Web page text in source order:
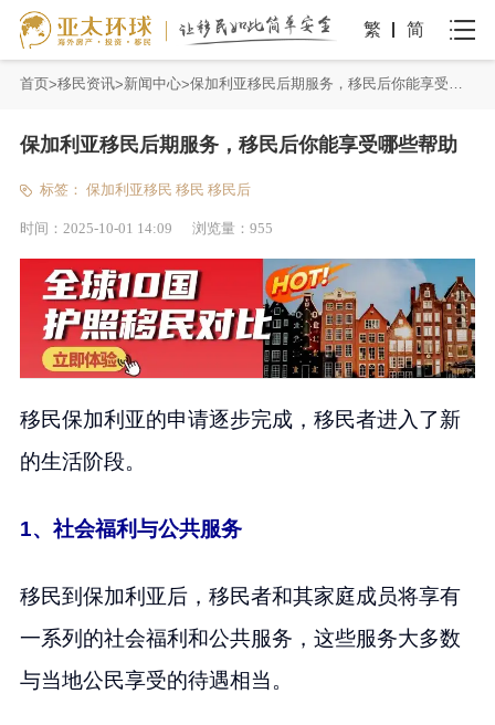
繁 简
首页 移民资讯 新闻中心 保加利亚移民后期服务，移民后你能享受哪些帮助
保加利亚移民后期服务，移民后你能享受哪些帮助
标签： 保加利亚移民 移民 移民后
时间： 2025-10-01 14:09 浏览量： 955
移民保加利亚的申请逐步完成，移民者进入了新
的生活阶段。
1、社会福利与公共服务
移民到保加利亚后，移民者和其家庭成员将享有
一系列的社会福利和公共服务，这些服务大多数
与当地公民享受的待遇相当。